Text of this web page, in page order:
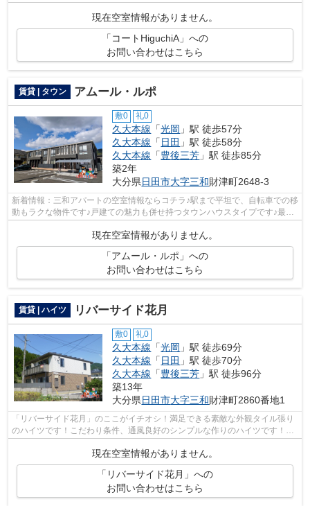
わりやご要望などございましたら、お気...
現在空室情報がありません。
「コートHiguchiA」への
お問い合わせはこちら
賃貸 | タウン アムール・ルポ
敷0 礼0
久大本線 「光岡 」駅 徒歩57分
久大本線 「 日田 」駅 徒歩58分
久大本線 「豊後三芳 」駅 徒歩85分
築2年
大分県日田市大字三和財津町2648-3
新着情報：三和アパートの空室情報ならコチラ♪駅まで平坦で、自転車での移
動もラクな物件です♪戸建ての魅力も併せ持つタウンハウスタイプです♪最上
現在空室情報がありません。
「アムール・ルポ」への
お問い合わせはこちら
賃貸 | ハイツ リバーサイド花月
敷0 礼0
久大本線 「光岡 」駅 徒歩69分
久大本線 「 日田 」駅 徒歩70分
久大本線 「豊後三芳 」駅 徒歩96分
築13年
大分県日田市大字三和財津町2860番地1
「リバーサイド花月」のここがイチオシ！満足できる素敵な外観タイル張り
のハイツです！こだわり条件、通風良好のシンプルな作りのハイツです！気
現在空室情報がありません。
「リバーサイド花月」への
お問い合わせはこちら